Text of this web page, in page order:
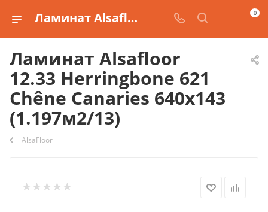
Ламинат Alsafloor 12.33 Herringbone 621 Chêne Canaries 640x143 (1.197м2/13) купить 0
Ламинат Alsafloor
12.33 Herringbone 621
Chêne Canaries 640x143
(1.197м2/13)
AlsaFloor